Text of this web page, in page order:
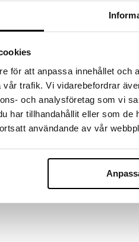
för att anpassa innehållet och
trafik. Vi vidarebefordrar
och analysföretag som vi
har tillhandahållit eller som
användande av vår
Nässprayflaska tom 30ml
ION SILVER
Tom sprayflaska i plast för
nässprayning.
19 kr